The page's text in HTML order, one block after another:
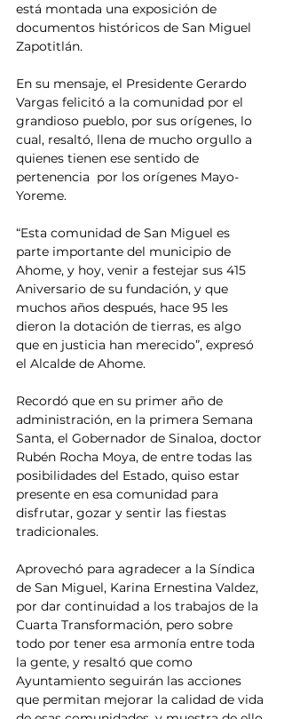
está montada una exposición de
documentos históricos de San Miguel
Zapotitlán.
En su mensaje, el Presidente Gerardo
Vargas felicitó a la comunidad por el
grandioso pueblo, por sus orígenes, lo
cual, resaltó, llena de mucho orgullo a
quienes tienen ese sentido de
pertenencia  por los orígenes Mayo-
Yoreme.
“Esta comunidad de San Miguel es
parte importante del municipio de
Ahome, y hoy, venir a festejar sus 415
Aniversario de su fundación, y que
muchos años después, hace 95 les
dieron la dotación de tierras, es algo
que en justicia han merecido”, expresó
el Alcalde de Ahome.
Recordó que en su primer año de
administración, en la primera Semana
Santa, el Gobernador de Sinaloa, doctor
Rubén Rocha Moya, de entre todas las
posibilidades del Estado, quiso estar
presente en esa comunidad para
disfrutar, gozar y sentir las fiestas
tradicionales.
Aprovechó para agradecer a la Síndica
de San Miguel, Karina Ernestina Valdez,
por dar continuidad a los trabajos de la
Cuarta Transformación, pero sobre
todo por tener esa armonía entre toda
la gente, y resaltó que como
Ayuntamiento seguirán las acciones
que permitan mejorar la calidad de vida